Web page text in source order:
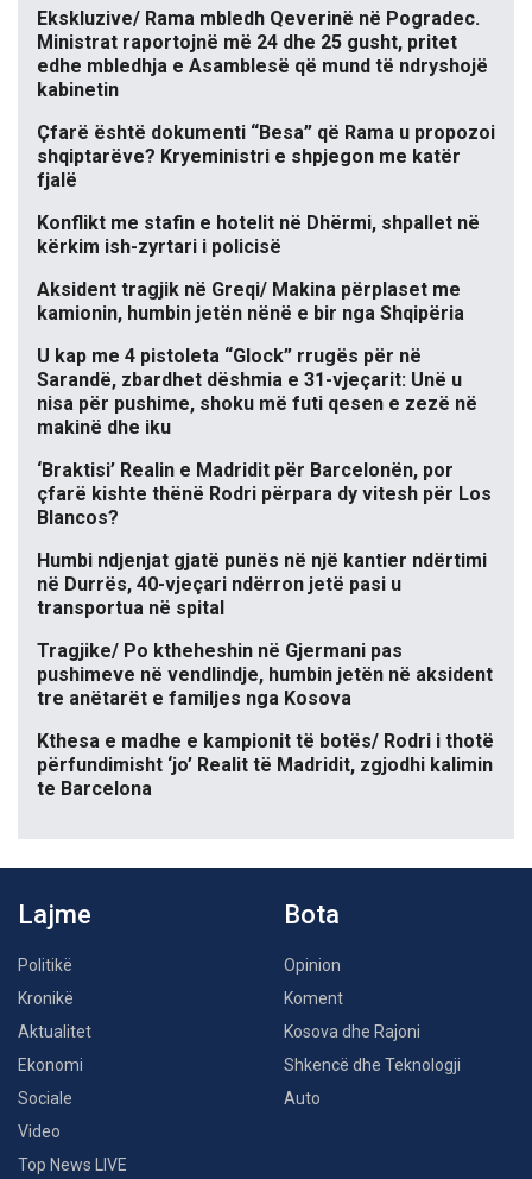
Ekskluzive/ Rama mbledh Qeverinë në Pogradec.
Ministrat raportojnë më 24 dhe 25 gusht, pritet
edhe mbledhja e Asamblesë që mund të ndryshojë
kabinetin
Çfarë është dokumenti “Besa” që Rama u propozoi
shqiptarëve? Kryeministri e shpjegon me katër
fjalë
Konflikt me stafin e hotelit në Dhërmi, shpallet në
kërkim ish-zyrtari i policisë
Aksident tragjik në Greqi/ Makina përplaset me
kamionin, humbin jetën nënë e bir nga Shqipëria
U kap me 4 pistoleta “Glock” rrugës për në
Sarandë, zbardhet dëshmia e 31-vjeçarit: Unë u
nisa për pushime, shoku më futi qesen e zezë në
makinë dhe iku
‘Braktisi’ Realin e Madridit për Barcelonën, por
çfarë kishte thënë Rodri përpara dy vitesh për Los
Blancos?
Humbi ndjenjat gjatë punës në një kantier ndërtimi
në Durrës, 40-vjeçari ndërron jetë pasi u
transportua në spital
Tragjike/ Po ktheheshin në Gjermani pas
pushimeve në vendlindje, humbin jetën në aksident
tre anëtarët e familjes nga Kosova
Kthesa e madhe e kampionit të botës/ Rodri i thotë
përfundimisht ‘jo’ Realit të Madridit, zgjodhi kalimin
te Barcelona
Lajme
Politikë
Kronikë
Aktualitet
Ekonomi
Sociale
Video
Top News LIVE
Bota
Opinion
Koment
Kosova dhe Rajoni
Shkencë dhe Teknologji
Auto